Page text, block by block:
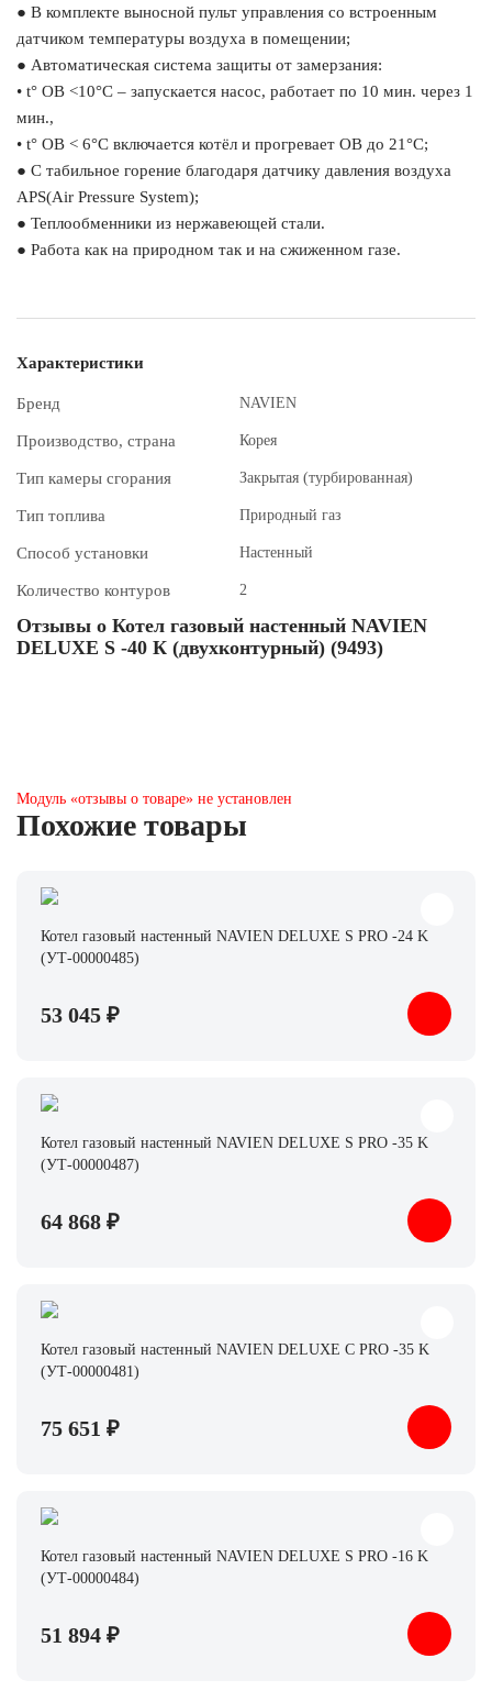
● В комплекте выносной пульт управления со встроенным
датчиком температуры воздуха в помещении;
● Автоматическая система защиты от замерзания:
• t° ОВ <10°C – запускается насос, работает по 10 мин. через 1
мин.,
• t° ОВ < 6°C включается котёл и прогревает ОВ до 21°C;
● С табильное горение благодаря датчику давления воздуха
APS(Air Pressure System);
● Теплообменники из нержавеющей стали.
● Работа как на природном так и на сжиженном газе.
Характеристики
Бренд NAVIEN
Производство, страна Корея
Тип камеры сгорания Закрытая (турбированная)
Тип топлива Природный газ
Способ установки Настенный
Количество контуров 2
Отзывы о Котел газовый настенный NAVIEN
DELUXE S -40 К (двухконтурный) (9493)
Модуль «отзывы о товаре» не установлен
Похожие товары
Котел газовый настенный NAVIEN DELUXE S PRO -24 K
(УТ-00000485)
53 045 ₽
Котел газовый настенный NAVIEN DELUXE S PRO -35 K
(УТ-00000487)
64 868 ₽
Котел газовый настенный NAVIEN DELUXE С PRO -35 K
(УТ-00000481)
75 651 ₽
Котел газовый настенный NAVIEN DELUXE S PRO -16 K
(УТ-00000484)
51 894 ₽